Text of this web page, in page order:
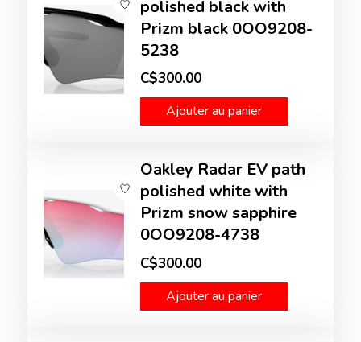
polished black with
Prizm black 0OO9208-
5238
C$300.00
Ajouter au panier
Oakley Radar EV path
polished white with
Prizm snow sapphire
0OO9208-4738
C$300.00
Ajouter au panier